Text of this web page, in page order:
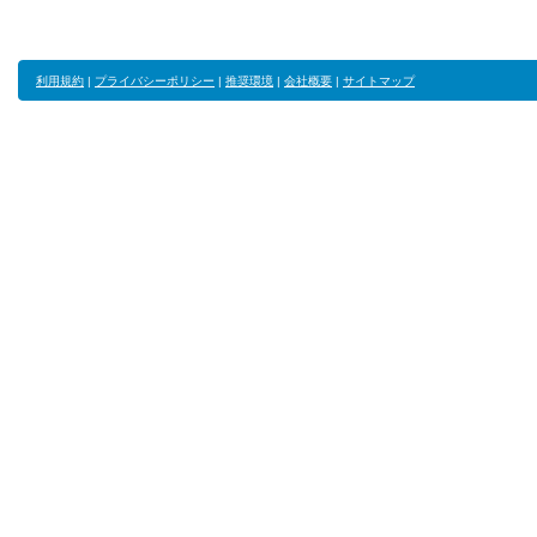
利用規約 | プライバシーポリシー | 推奨環境 | 会社概要 | サイトマップ